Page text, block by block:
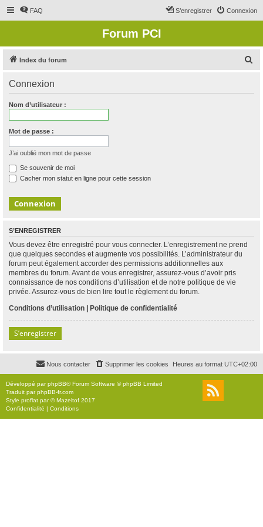
FAQ Connexion
S’enregistrer
Forum PCI
Index du forum
Connexion
Nom d’utilisateur :
Mot de passe :
J’ai oublié mon mot de passe
Se souvenir de moi
Cacher mon statut en ligne pour cette session
S’ENREGISTRER
Vous devez être enregistré pour vous connecter. L’enregistrement ne prend
que quelques secondes et augmente vos possibilités. L’administrateur du
forum peut également accorder des permissions additionnelles aux
membres du forum. Avant de vous enregistrer, assurez-vous d’avoir pris
connaissance de nos conditions d’utilisation et de notre politique de vie
privée. Assurez-vous de bien lire tout le règlement du forum.
Conditions d’utilisation | Politique de confidentialité
S’enregistrer
Heures au format UTC+02:00
Supprimer les cookies
Nous contacter
Développé parphpBB® Forum Software © phpBB Limited
Traduit parphpBB-fr.com
Style proflat par ©Mazeltof 2017
Confidentialité | Conditions